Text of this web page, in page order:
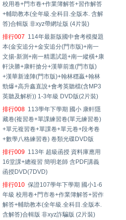
校用卷+門市卷+作業簿解答+習作解答
+輔助教本(全年級.全科目.全版本. 含解
答)合輯版 非xyz帶網址版 (4片裝)
排行007 114年最新版國中會考模擬題
本(金安追分+金安追分(門市版)+南一
文揚-新測+南一精選試題+南一縱橫+康
軒決勝+康軒搶分+漢華前進(門市版)
+漢華新達陣(門市版)+翰林穩贏+翰林
勁爆+高升鑫直說+會考英聽檔(含MP3
英聽及解析)) 1-3年級 DVD版(2片裝)
排行008 113學年下學期 國小 康軒隱
藏卷(複習卷+單課練習卷(單元練習卷)
+單元複習卷+單課卷+單元卷+段考卷
+數學八格練習卷) 卷類光碟DVD版
排行009 113年 超級函授 資料庫應用
16堂課+總複習 簡明老師 含PDF講義
函授DVD(7DVD)
排行010 保證107學年下學期 國小1-6
年級 校用卷+門市卷+作業簿解答+習作
解答+輔助教本(全年級.全科目.全版本.
含解答)合輯版 非xyz詐騙版 (2片裝)